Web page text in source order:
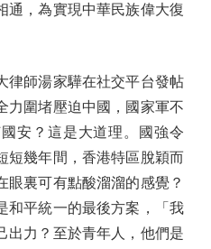
通，為實現中華民族偉大復
師湯家驊在社交平台發帖
力圍堵壓迫中國，國家軍不
安？這是大道理。國強令
短幾年間，香港特區脫穎而
眼裏可有點酸溜溜的感覺？
和平統一的最後方案，「我
出力？至於青年人，他們是